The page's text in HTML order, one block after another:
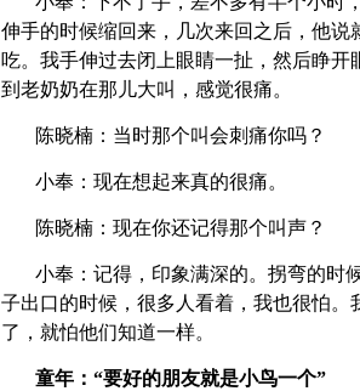
伸手的时候缩回来，几次来回之后，他说
吃。我手伸过去闭上眼睛一扯，然后睁开
到老奶奶在那儿大叫，感觉很痛。
陈晓楠 ：当时那个叫会刺痛你吗？
小奉：现在想起来真的很痛。
陈晓楠 ：现在你还记得那个叫声？
小奉：记得，印象满深的。拐弯的时
子出口的时候，很多人看着，我也很怕。
了，就怕他们知道一样。
童年：“要好的朋友就是小鸟一个”